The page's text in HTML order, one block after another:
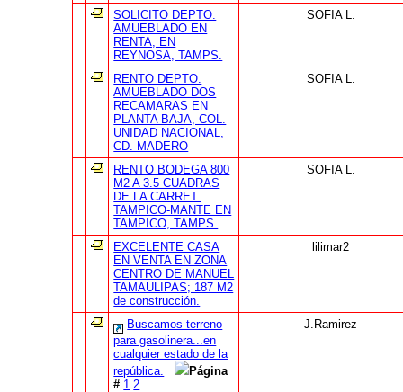
SOLICITO DEPTO.
AMUEBLADO EN
RENTA, EN
REYNOSA, TAMPS.
SOFIA L.
RENTO DEPTO.
AMUEBLADO DOS
RECAMARAS EN
PLANTA BAJA, COL.
UNIDAD NACIONAL,
CD. MADERO
SOFIA L.
RENTO BODEGA 800
M2 A 3.5 CUADRAS
DE LA CARRET.
TAMPICO-MANTE EN
TAMPICO, TAMPS.
SOFIA L.
EXCELENTE CASA
EN VENTA EN ZONA
CENTRO DE MANUEL
TAMAULIPAS; 187 M2
de construcción.
lilimar2
Buscamos terreno
para gasolinera...en
cualquier estado de la
república.
Página
# 1 2
J.Ramirez